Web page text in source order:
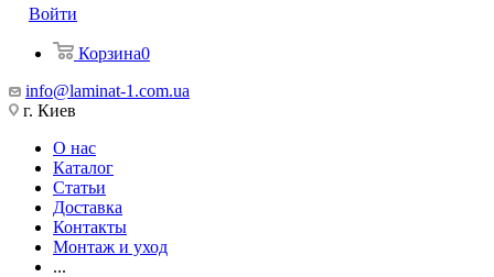
Войти
Корзина0
info@laminat-1.com.ua
г. Киев
О нас
Каталог
Статьи
Доставка
Контакты
Монтаж и уход
...